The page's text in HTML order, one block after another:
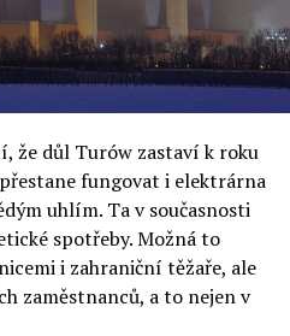
šílenců, kteří mu všechno
řekl Rafał
Do Rzeczy a ironicky
vedení státního hřebčince
plemenných koní za 600
médii oslavované jako
14 koní prodalo za 2,5
mediální partou
chovu koní. Ve vidění
určitě šlo při prodeji koní o
činnost.“
že důl Turów zastaví k roku
fungovat i elektrárna
uhlím. Ta v současnosti
spotřeby. Možná to
i zahraniční těžaře, ale
zaměstnanců, a to nejen v